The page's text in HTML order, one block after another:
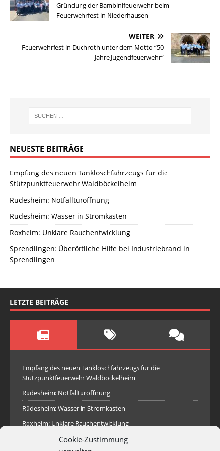
Cookie-Zustimmung
Gründung der Bambinifeuerwehr beim
Feuerwehrfest in Niederhausen
WEITER
Feuerwehrfest in Duchroth unter dem Motto “50
Jahre Jugendfeuerwehr“
NEUESTE BEITRÄGE
Empfang des neuen Tanklöschfahrzeugs für die
Stützpunktfeuerwehr Waldböckelheim
Rüdesheim: Notfalltüröffnung
Rüdesheim: Wasser in Stromkasten
Roxheim: Unklare Rauchentwicklung
Sprendlingen: Überörtliche Hilfe bei Industriebrand in
Sprendlingen
LETZTE BEITRÄGE
Empfang des neuen Tanklöschfahrzeugs für die
Stützpunktfeuerwehr Waldböckelheim
Rüdesheim: Notfalltüröffnung
Rüdesheim: Wasser in Stromkasten
Roxheim: Unklare Rauchentwicklung
Sprendlingen: Überörtliche Hilfe bei Industriebrand in
Sprendlingen